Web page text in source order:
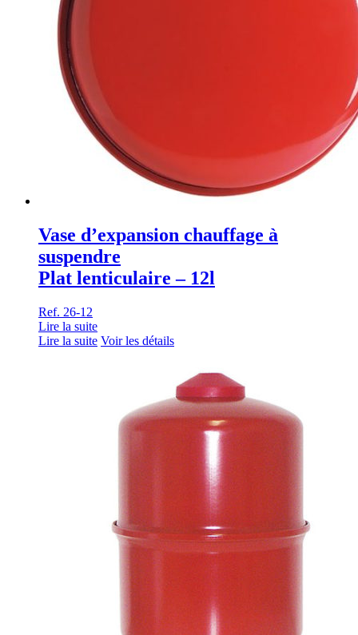
Vase d’expansion chauffage à
suspendre
Plat lenticulaire – 12l
Ref. 26-12
Lire la suite
Lire la suite Voir les détails